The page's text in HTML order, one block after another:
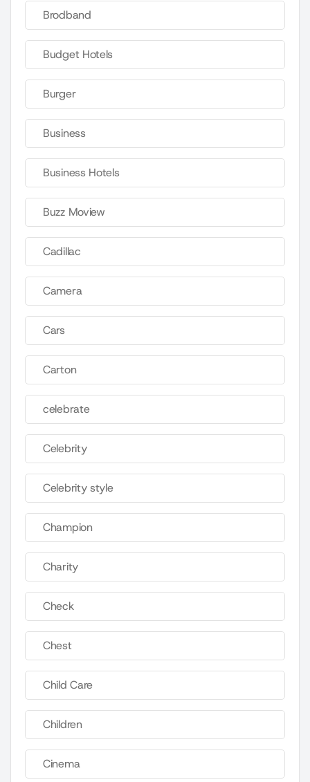
Brodband
Budget Hotels
Burger
Business
Business Hotels
Buzz Moview
Cadillac
Camera
Cars
Carton
celebrate
Celebrity
Celebrity style
Champion
Charity
Check
Chest
Child Care
Children
Cinema